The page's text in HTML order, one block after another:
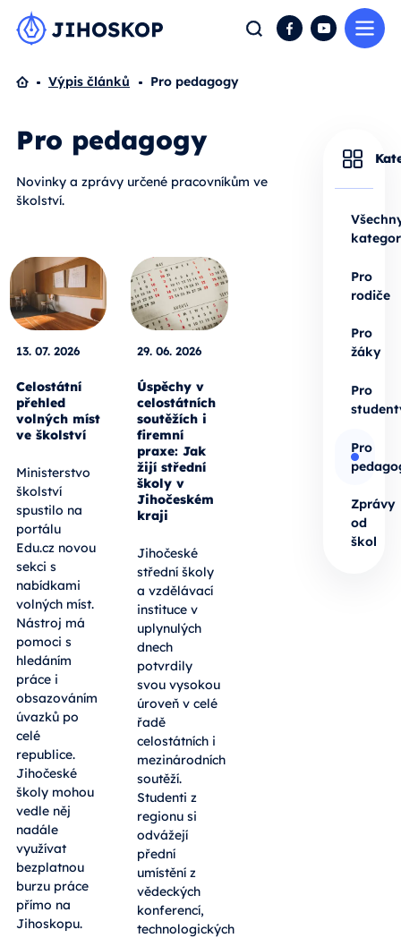
Hledat FacebookYouTube
Domů
Výpis článků Pro pedagogy
Pro pedagogy
Novinky a zprávy určené pracovníkům ve
školství.
13. 07. 2026
Celostátní
přehled
volných míst
ve školství
Ministerstvo
školství
spustilo na
portálu
Edu.cz novou
sekci s
nabídkami
volných míst.
Nástroj má
pomoci s
hledáním
práce i
obsazováním
úvazků po
celé
republice.
Jihočeské
školy mohou
vedle něj
nadále
využívat
bezplatnou
burzu práce
přímo na
Jihoskopu.
29. 06. 2026
Úspěchy v
celostátních
soutěžích i
firemní
praxe: Jak
žijí střední
školy v
Jihočeském
kraji
Jihočeské
střední školy
a vzdělávací
instituce v
uplynulých
dnech
potvrdily
svou vysokou
úroveň v celé
řadě
celostátních i
mezinárodních
soutěží.
Studenti z
regionu si
odvážejí
přední
umístění z
vědeckých
konferencí,
technologických
Pro
rodiče
Pro
žáky
Pro
Pro
Zprávy
od
škol